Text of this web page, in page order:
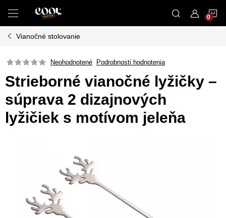
obsah
Vianočné stolovanie
Neohodnotené Podrobnosti hodnotenia
Strieborné vianočné lyžičky –
súprava 2 dizajnových
lyžičiek s motívom jeleňa